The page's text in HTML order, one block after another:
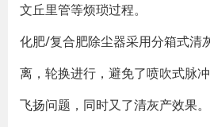
文丘里管等烦琐过程。
化肥/复合肥除尘器采用分箱式清
离，轮换进行，避免了喷吹式脉
飞扬问题，同时又了清灰产效果